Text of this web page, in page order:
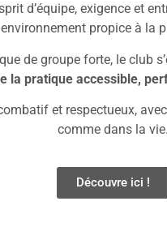
d’équipe, exigence et
environnement propice à
de groupe forte, le club
la pratique accessible,
et respectueux,
comme dans la vie.
Découvre ici !